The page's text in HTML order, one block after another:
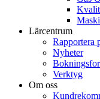
Lärcentrum
Rapportera
Nyheter
Verktyg
Om oss